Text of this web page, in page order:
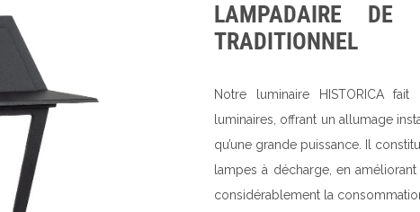
LAMPADAIRE DE
TRADITIONNEL
Notre luminaire HISTORICA
luminaires, offrant un allumage
qu’une grande puissance. Il
lampes à décharge, en
considérablement la